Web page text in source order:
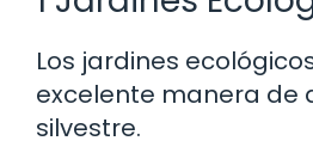
Los jardines
excelente manera de
silvestre.